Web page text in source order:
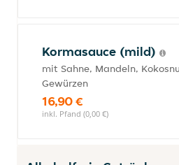
Kormasauce (mild)
mit Sahne, Mandeln,
Gewürzen
16,90 €
inkl. Pfand (0,00 €)